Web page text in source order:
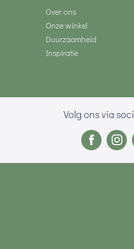
Over ons
Onze winkel
Duurzaamheid
Inspiratie
Volg ons via